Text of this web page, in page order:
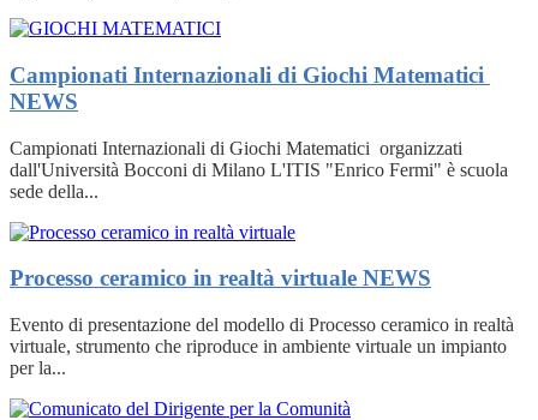
Campionati Internazionali di Giochi Matematici
NEWS
Campionati Internazionali di Giochi Matematici organizzati
dall'Università Bocconi di Milano L'ITIS "Enrico Fermi" è scuola
sede della...
Processo ceramico in realtà virtuale NEWS
Evento di presentazione del modello di Processo ceramico in realtà
virtuale, strumento che riproduce in ambiente virtuale un impianto
per la...